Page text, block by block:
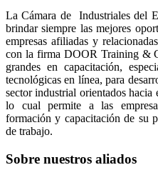
La Cámara de Industriales del
brindar siempre las mejores
empresas afiliadas y
con la firma DOOR Training &
grandes en capacitación,
tecnológicas en línea, para
sector industrial orientados
lo cual permite a las
formación y capacitación de su
de trabajo.
Sobre nuestros aliados